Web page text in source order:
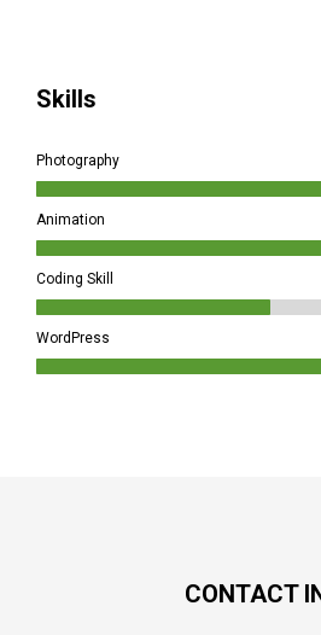
Skills
Photography
Animation
Coding Skill
WordPress
CONTACT